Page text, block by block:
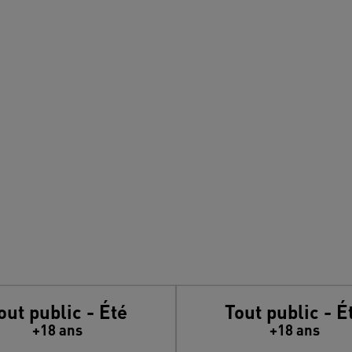
public - Été
+18 ans
Tout public -
+18 ans